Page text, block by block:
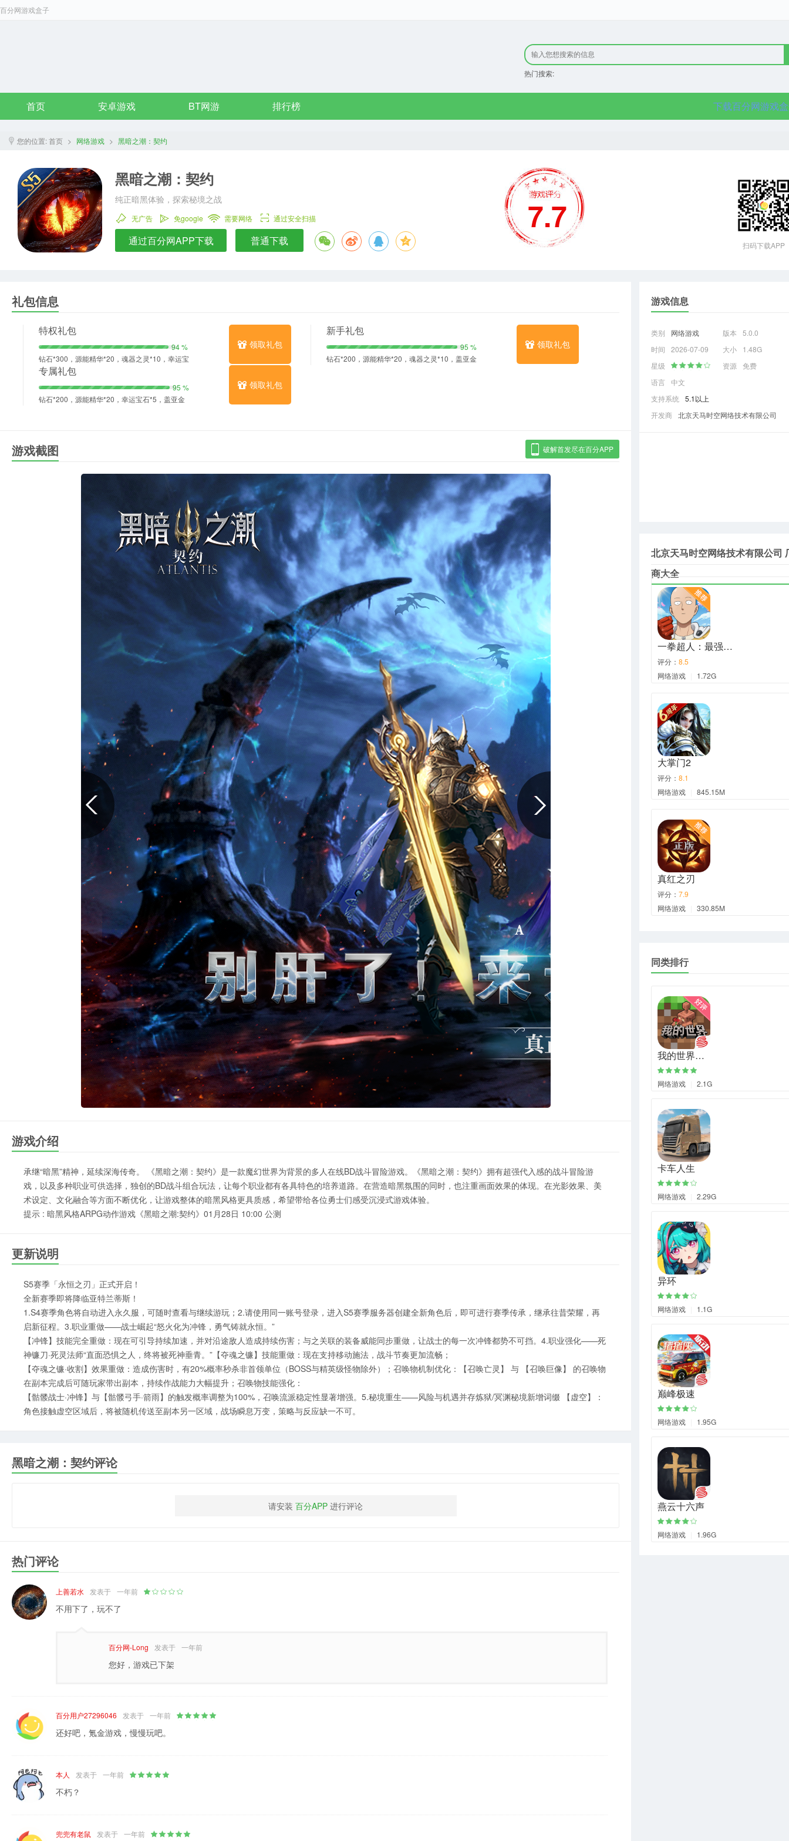
百分网游戏盒子
热门搜索:
首页 安卓游戏 BT网游 排行榜 下载百分网游戏
您的位置:首页 > 网络游戏 > 黑暗之潮：契约
黑暗之潮：契约
纯正暗黑体验，探索秘境之战
无广告 免google 需要网络 通过安全扫描
通过百分网APP下载 普通下载
7.7
扫码下载APP
礼包信息
特权礼包
94 %
钻石*300，源能精华*20，魂器之灵*10，幸运宝
石*5
领取礼包
新手礼包
95 %
钻石*200，源能精华*20，魂器之灵*10，盖亚金
领取礼包
专属礼包
95 %
钻石*200，源能精华*20，幸运宝石*5，盖亚金
领取礼包
游戏截图 破解首发尽在百分APP
游戏介绍
承继“暗黑”精神，延续深海传奇。 《黑暗之潮：契约》是一款魔幻世界为背景的多人在线BD战斗冒险游戏。《黑暗之潮：契约》拥有超强代入感的战斗冒险游
戏，以及多种职业可供选择，独创的BD战斗组合玩法，让每个职业都有各具特色的培养道路。在营造暗黑氛围的同时，也注重画面效果的体现。在光影效果、美
术设定、文化融合等方面不断优化，让游戏整体的暗黑风格更具质感，希望带给各位勇士们感受沉浸式游戏体验。
提示 : 暗黑风格ARPG动作游戏《黑暗之潮:契约》01月28日 10:00 公测
更新说明
S5赛季「永恒之刃」正式开启！
全新赛季即将降临亚特兰蒂斯！
1.S4赛季角色将自动进入永久服，可随时查看与继续游玩；2.请使用同一账号登录，进入S5赛季服务器创建全新角色后，即可进行赛季传承，继承往昔荣耀，再
启新征程。3.职业重做——战士崛起“怒火化为冲锋，勇气铸就永恒。”
【冲锋】技能完全重做：现在可引导持续加速，并对沿途敌人造成持续伤害；与之关联的装备威能同步重做，让战士的每一次冲锋都势不可挡。4.职业强化——死
神镰刀·死灵法师“直面恐惧之人，终将被死神垂青。”【夺魂之镰】技能重做：现在支持移动施法，战斗节奏更加流畅；
【夺魂之镰·收割】效果重做：造成伤害时，有20%概率秒杀非首领单位（BOSS与精英级怪物除外）；召唤物机制优化：【召唤亡灵】 与 【召唤巨像】 的召唤物
在副本完成后可随玩家带出副本，持续作战能力大幅提升；召唤物技能强化：
【骷髅战士·冲锋】与【骷髅弓手·箭雨】的触发概率调整为100%，召唤流派稳定性显著增强。5.秘境重生——风险与机遇并存炼狱/冥渊秘境新增词缀 【虚空】：
角色接触虚空区域后，将被随机传送至副本另一区域，战场瞬息万变，策略与反应缺一不可。
黑暗之潮：契约评论
请安装 百分APP 进行评论
热门评论
上善若水 发表于 一年前
不用下了，玩不了
百分网-Long 发表于 一年前
您好，游戏已下架
百分用户27296046 发表于 一年前
还好吧，氪金游戏，慢慢玩吧。
本人 发表于 一年前
不朽？
兜兜有老鼠 发表于 一年前
游戏信息
类别 网络游戏 版本
5.0.0
时间
2026-07-09 大小
1.48G
星级
资源
免费
语言 中文
支持系统
5.1以上
开发商 北京天马时空网络技术有限公司
北京天马时空网络技术有限公司
商大全
一拳超人：最强…
评分： 8.5
网络游戏
1.72G
大掌门2
评分： 8.1
网络游戏
845.15M
真红之刃
评分： 7.9
网络游戏
330.85M
同类排行
我的世界…
网络游戏 2.1G
卡车人生
网络游戏 2.29G
异环
网络游戏 1.1G
巅峰极速
网络游戏 1.95G
燕云十六声
网络游戏 1.96G